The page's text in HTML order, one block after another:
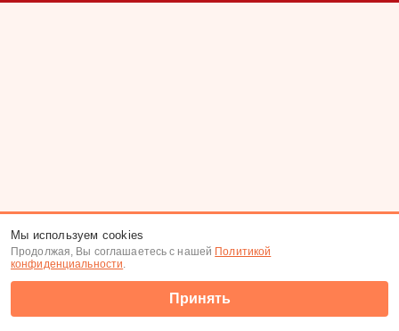
Мы используем cookies
Продолжая, Вы соглашаетесь с нашей Политикой
конфиденциальности.
Принять